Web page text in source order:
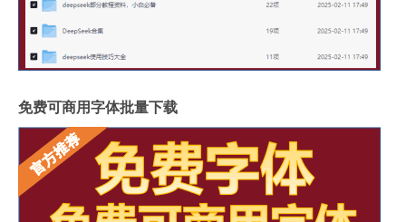
免费可商用字体批量下载